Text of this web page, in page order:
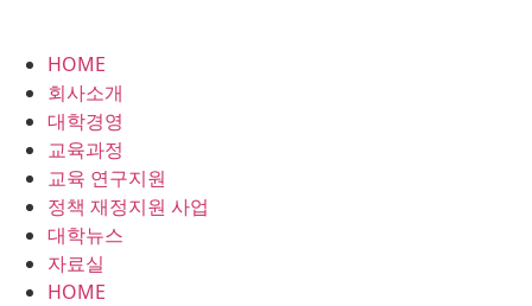
HOME
회사소개
대학경영
교육과정
교육 연구지원
정책 재정지원 사업
대학뉴스
자료실
HOME